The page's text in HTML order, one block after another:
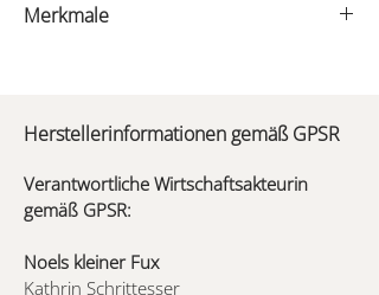
Die Lunchbox kann einfach in der
langfristig Nässe ausgesetzt werden.
Nach dem Gebrauch empfehlen wir, das
Brett mit einem feuchten Tuch zu
reinigen und anschließend gründlich zu
Schneidbrettchen auch mit einem
Speiseöl einreiben.
Merkmale
- Maße: 19 x 14,4 x 6 cm
- Volumen: 1.200ml
Herstellerinformationen gemäß GPSR
Verantwortliche Wirtschaftsakteurin
gemäß GPSR:
Noels kleiner Fux
Kathrin Schrittesser